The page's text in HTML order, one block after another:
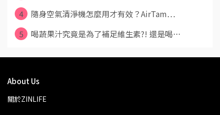
4
隨身空氣清淨機怎麼用才有效？AirTam⋯
5
喝蔬果汁究竟是為了補足維生素?! 還是喝⋯
About Us
關於ZINLIFE